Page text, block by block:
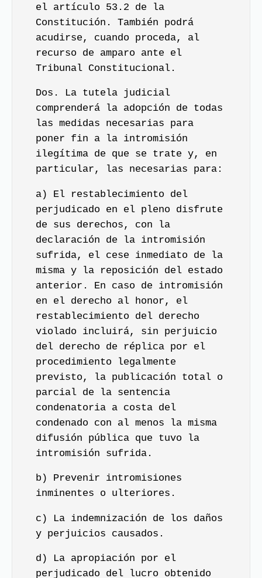
el artículo 53.2 de la
Constitución. También podrá
acudirse, cuando proceda, al
recurso de amparo ante el
Tribunal Constitucional.
Dos. La tutela judicial
comprenderá la adopción de todas
las medidas necesarias para
poner fin a la intromisión
ilegítima de que se trate y, en
particular, las necesarias para:
a) El restablecimiento del
perjudicado en el pleno disfrute
de sus derechos, con la
declaración de la intromisión
sufrida, el cese inmediato de la
misma y la reposición del estado
anterior. En caso de intromisión
en el derecho al honor, el
restablecimiento del derecho
violado incluirá, sin perjuicio
del derecho de réplica por el
procedimiento legalmente
previsto, la publicación total o
parcial de la sentencia
condenatoria a costa del
condenado con al menos la misma
difusión pública que tuvo la
intromisión sufrida.
b) Prevenir intromisiones
inminentes o ulteriores.
c) La indemnización de los daños
y perjuicios causados.
d) La apropiación por el
perjudicado del lucro obtenido